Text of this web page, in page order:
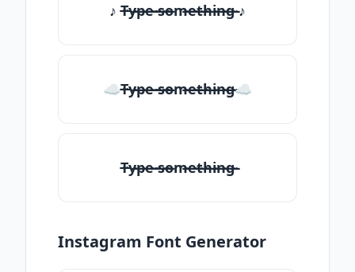
♪ T̶̴y̶̴p̶̴e̶̴ ̶̴s̶̴o̶̴m̶̴e̶̴t̶̴h̶̴i̶̴n̶̴g̶̴ ♪
☁T̶̴y̶̴p̶̴e̶̴ ̶̴s̶̴o̶̴m̶̴e̶̴t̶̴h̶̴i̶̴n̶̴g̶̴☁
T̶̴y̶̴p̶̴e̶̴ ̶̴s̶̴o̶̴m̶̴e̶̴t̶̴h̶̴i̶̴n̶̴g̶̴
Instagram Font Generator